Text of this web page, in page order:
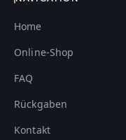
Home
Online-Shop
FAQ
Rückgaben
Kontakt